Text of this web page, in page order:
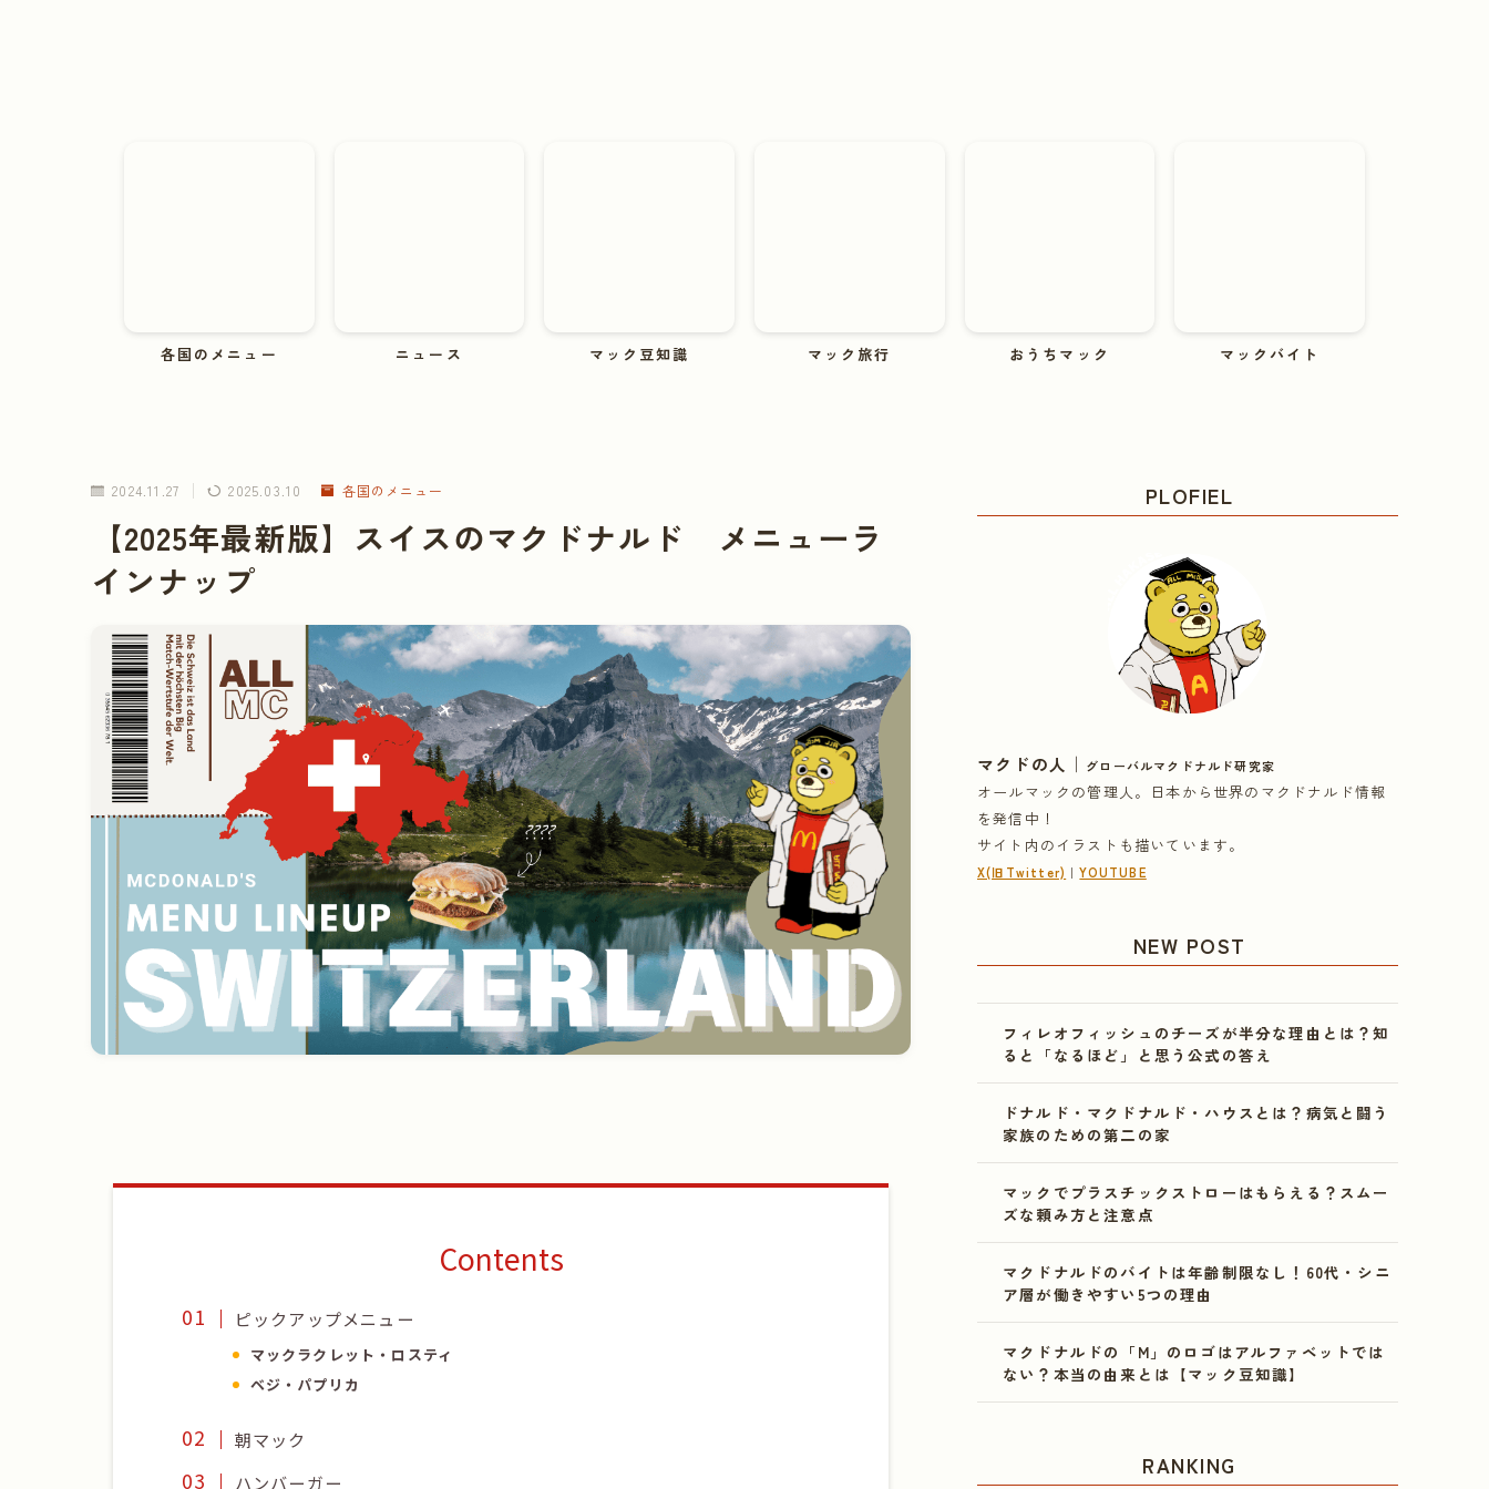
各国のメニュー ニュース マック豆知識 マック旅行 おうちマック マックバイト
2024.11.27 2025.03.10 各国のメニュー
【2025年最新版】スイスのマクドナルド メニューラ
インナップ
Contents
ピックアップメニュー
マックラクレット ・ ロスティ
ベジ・パプリカ
朝マック
ハンバーガー
PLOFIEL
マクドの人 ｜ グローバルマクドナルド研究家
オールマックの管理人。日本から世界のマクドナルド情報
を発信中！
サイト内のイラストも描いています。
X(旧Twitter) ｜YOUTUBE
NEW POST
フィレオフィッシュのチーズが半分な理由とは？知
ると「なるほど」と思う公式の答え
ドナルド・マクドナルド・ハウスとは？病気と闘う
家族のための第二の家
マックでプラスチックストローはもらえる？スムー
ズな頼み方と注意点
マクドナルドのバイトは年齢制限なし！60代・シニ
ア層が働きやすい5つの理由
マクドナルドの「M」のロゴはアルファベットでは
ない？本当の由来とは【マック豆知識】
RANKING